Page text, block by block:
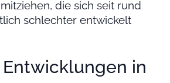
die sich seit rund
schlechter entwickelt
in